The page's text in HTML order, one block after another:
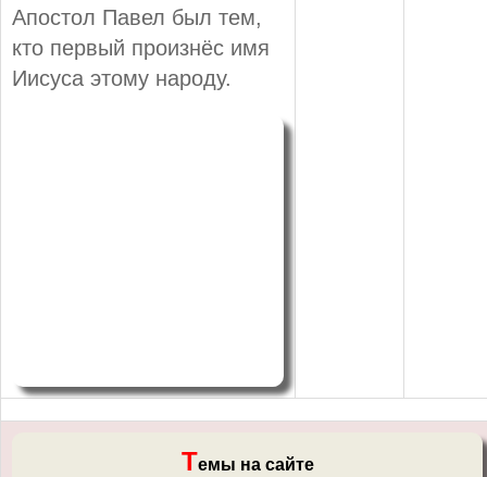
Апостол Павел был тем,
кто первый произнёс имя
Иисуса этому народу.
Темы на сайте